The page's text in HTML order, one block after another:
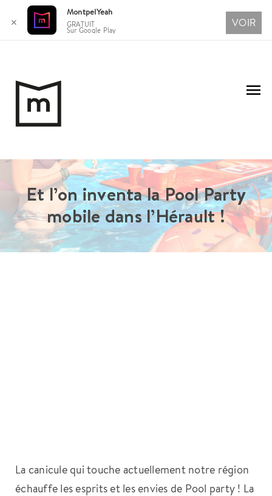
contenu
Et l’on inventa la Pool Party
mobile dans l’Hérault !
La canicule qui touche actuellement notre région
échauffe les esprits et les envies de Pool party ! La
✕
MontpelYeah
GRATUIT
Sur Google Play
VOIR